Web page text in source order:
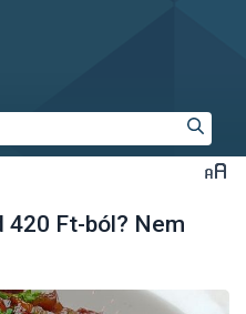
420 Ft-ból? Nem